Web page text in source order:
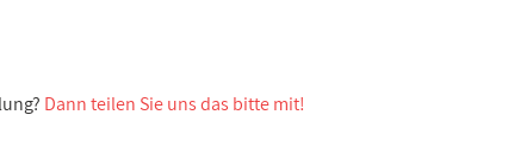
Dann teilen Sie uns das bitte mit!